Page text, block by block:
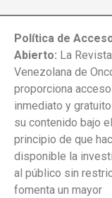
Política de
Abierto: La Revista
Venezolana de
proporciona acceso
inmediato y
su contenido bajo el
principio de que
disponible la
al público sin
fomenta un mayor